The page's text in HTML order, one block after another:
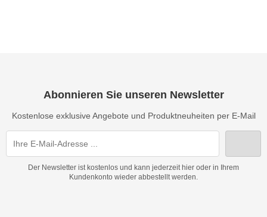
Abonnieren Sie unseren Newsletter
Kostenlose exklusive Angebote und Produktneuheiten per E-Mail
Der Newsletter ist kostenlos und kann jederzeit hier oder in Ihrem
Kundenkonto wieder abbestellt werden.